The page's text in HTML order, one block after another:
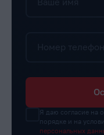
Я даю согласие на
порядке и на
персональных